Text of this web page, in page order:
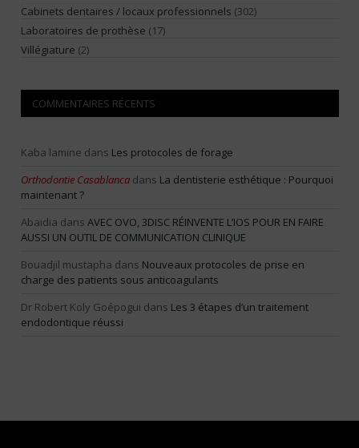
Cabinets dentaires / locaux professionnels (302)
Laboratoires de prothèse (17)
Villégiature (2)
COMMENTAIRES RÉCENTS
Kaba lamine dans Les protocoles de forage
Orthodontie Casablanca dans La dentisterie esthétique : Pourquoi
maintenant ?
Abaidia dans AVEC OVO, 3DISC RÉINVENTE L’IOS POUR EN FAIRE
AUSSI UN OUTIL DE COMMUNICATION CLINIQUE
Bouadjil mustapha dans Nouveaux protocoles de prise en
charge des patients sous anticoagulants
Dr Robert Koly Goépogui dans Les 3 étapes d’un traitement
endodontique réussi